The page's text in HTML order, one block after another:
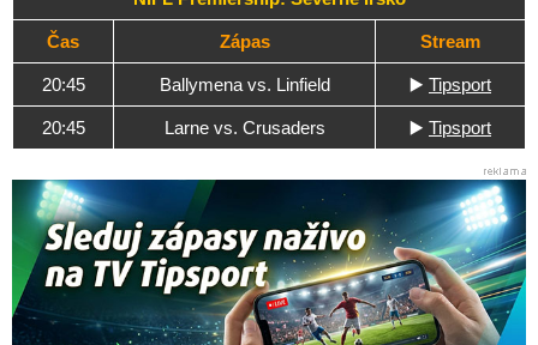
Čas Zápas Stream
20:45 Ballymena vs. Linfield ▶️ Tipsport
20:45 Larne vs. Crusaders ▶️ Tipsport